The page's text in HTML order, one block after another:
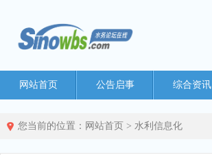
网站首页 公告启事 综合资讯
您当前的位置： 网站首页 > 水利信息化